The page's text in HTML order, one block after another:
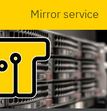
Mirror service